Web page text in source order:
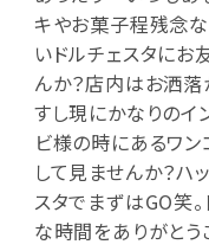
キやお菓子程残念
いドルチェスタに
んか？店内はお洒
すし現にかなりのイ
ビ様の時にあるワン
して見ませんか？ハ
スタでまずはGO笑
な時間をありがとう